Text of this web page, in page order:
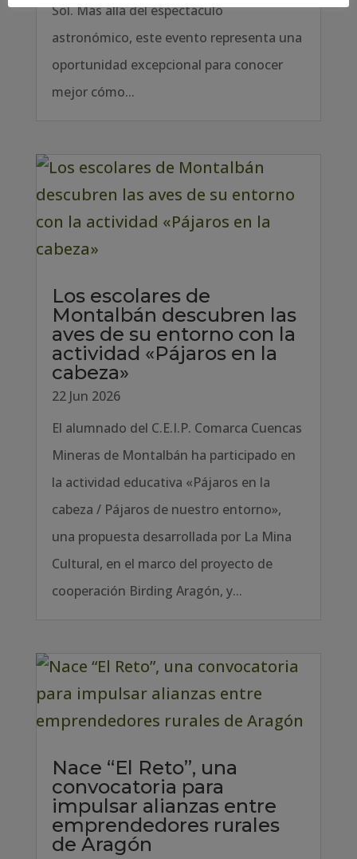
Sol. Más allá del espectáculo
astronómico, este evento representa una
oportunidad excepcional para conocer
mejor cómo...
Los escolares de
Montalbán descubren las
aves de su entorno con la
actividad «Pájaros en la
cabeza»
22 Jun 2026
El alumnado del C.E.I.P. Comarca Cuencas
Mineras de Montalbán ha participado en
la actividad educativa «Pájaros en la
cabeza / Pájaros de nuestro entorno»,
una propuesta desarrollada por La Mina
Cultural, en el marco del proyecto de
cooperación Birding Aragón, y...
Nace “El Reto”, una
convocatoria para
impulsar alianzas entre
emprendedores rurales
de Aragón